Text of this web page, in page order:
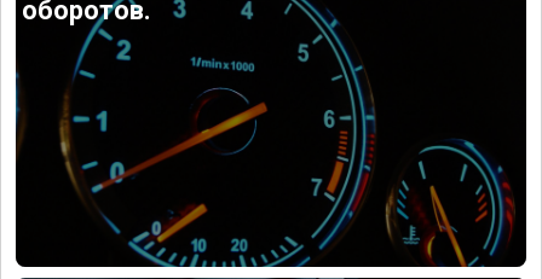
оборотов.